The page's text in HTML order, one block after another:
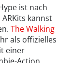
ist nach
kannst
The Walking
als offizielles
einer